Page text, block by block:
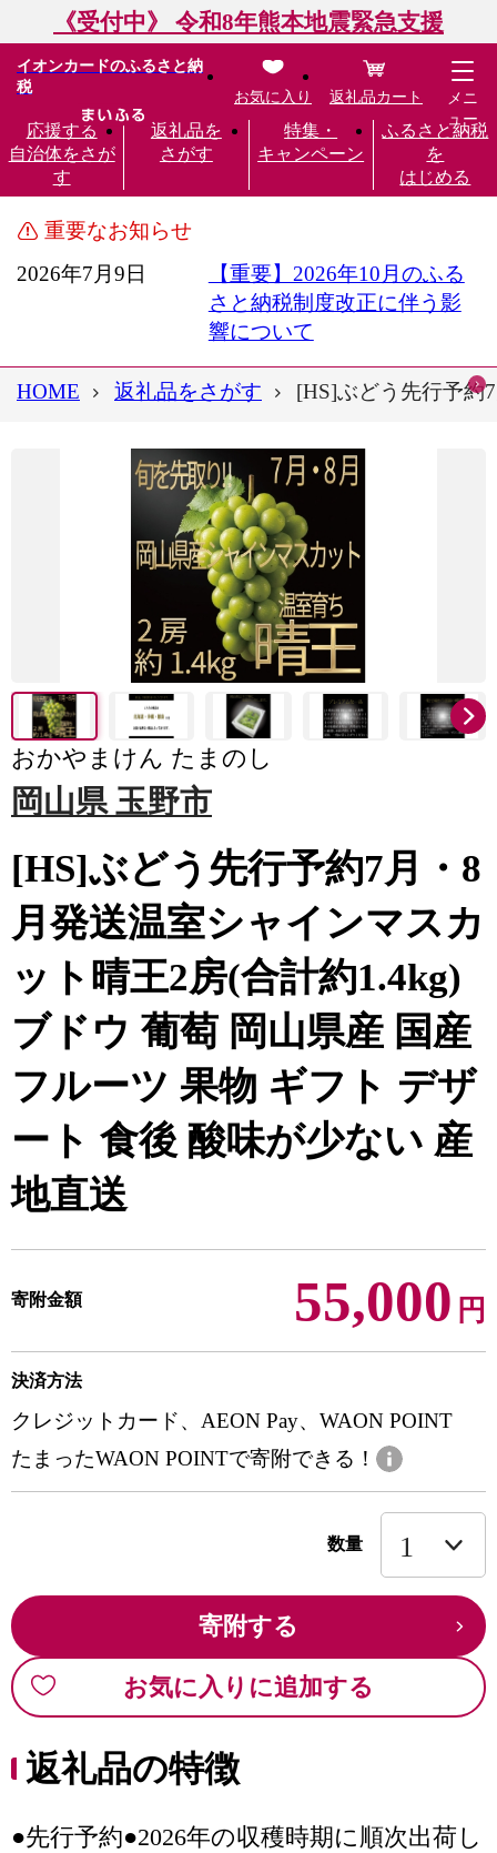
《受付中》 令和8年熊本地震緊急支援
イオンカードのふるさと納
税
応援する
自治体をさが
す
返礼品を
さがす
特集・
キャンペーン
ふるさと納税
を
はじめる
お気に入り 返礼品カート
メニ
ュー
重要なお知らせ
2026年7月9日
【重要】2026年10月のふる
さと納税制度改正に伴う影
響について
HOME 返礼品をさがす [HS]ぶどう先行予約
おかやまけん たまのし
岡山県 玉野市
[HS]ぶどう先行予約7月・8
月発送温室シャインマスカ
ット晴王2房(合計約1.4kg)
ブドウ 葡萄 岡山県産 国産
フルーツ 果物 ギフト デザ
ート 食後 酸味が少ない 産
地直送
寄附金額 55,000 円
決済方法
クレジットカード、AEON Pay、WAON POINT
たまったWAON POINTで寄附できる！
数量
寄附する
お気に入りに追加する
返礼品の特徴
●先行予約●2026年の収穫時期に順次出荷し